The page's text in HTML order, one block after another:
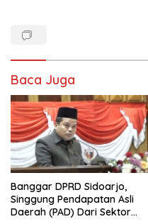
Baca Juga
Banggar DPRD Sidoarjo,
Singgung Pendapatan Asli
Daerah (PAD) Dari Sektor